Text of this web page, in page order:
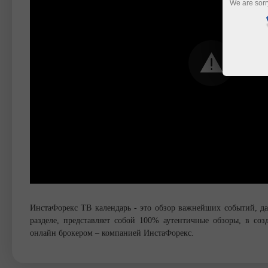
ИнстаФорекс ТВ календарь - это обзор важнейших событий,
разделе, представляет собой 100% аутентичные обзоры, в
онлайн брокером – компанией ИнстаФорекс.
We are